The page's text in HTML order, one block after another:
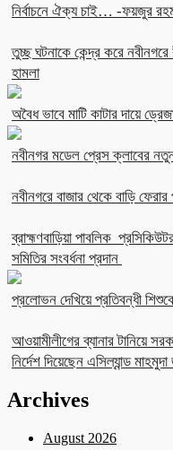
নির্বাচনে ঐক্য চাই… -ফয়জুর
তুচ্ছ ঘটনাকে কেন্দ্র করে নবীনগরে
হামলা
অবৈধ ভাবে মাটি কাটার দায়ে
নবীনগর মডেল প্রেস ক্লাবের
নবীনগরে বাজার থেকে বাড়ি
ব্রাহ্মণবাড়িয়া পাবলিক
সমিতির সংবর্ধনা প্রদান
প্রলোভন দেখিয়ে প্রতিবন্ধী
আওয়ামীলীগের ব্যানার টানিয়ে
নির্দেশ দিয়েছেন এসিল্যান্ড মাহমুদা
Archives
August 2026